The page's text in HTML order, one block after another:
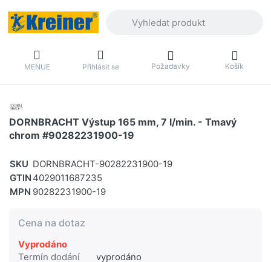
MENUE Přihlásit se Požadavky Košík
DORNBRACHT Výstup 165 mm, 7 l/min. - Tmavý
chrom #90282231900-19
SKU DORNBRACHT-90282231900-19
GTIN 4029011687235
MPN 90282231900-19
Cena na dotaz
Vyprodáno
Termín dodání
vyprodáno